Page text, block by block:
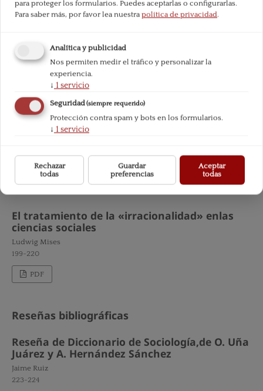
Economics: Vocation or Profession?
Documentos
El mito de la eficiencia
189-197
PDF
El tratamiento de la «irracionalidad» enlas
ciencias sociales
Ludwig Mises
199-220
PDF
Reseñas bibliográficas
Reseña de Diccionario de Sociología,de O. Uña
Juárez y A. Hernández Sánchez
Jaime Ruiz
223-224
para proteger los formularios. Puedes aceptarlas o configurarlas.
Para saber más, por favor lea nuestra política de privacidad.
Analítica y publicidad
Nos permiten medir el tráfico y personalizar la
experiencia.
↓ 1 servicio
Seguridad(siempre requerido)
Protección contra spam y bots en los formularios.
↓ 1servicio
Rechazar
todas
Guardar
preferencias
Aceptar
todas